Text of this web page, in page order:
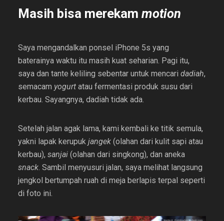
Masih bisa merekam motion
Saya mengandalkan ponsel iPhone 5s yang
baterainya waktu itu masih kuat seharian. Pagi itu,
saya dan tante keliling sebentar untuk mencari dadiah,
semacam yogurt atau fermentasi produk susu dari
kerbau. Sayangnya, dadiah tidak ada.
Setelah jalan agak lama, kami kembali ke titik semula,
yakni lapak kerupuk jangek (olahan dari kulit sapi atau
kerbau), sanjai (olahan dari singkong), dan aneka
snack. Sambil menyusuri jalan, saya melihat langsung
jengkol bertumpah ruah di meja berlapis terpal seperti
di foto ini.